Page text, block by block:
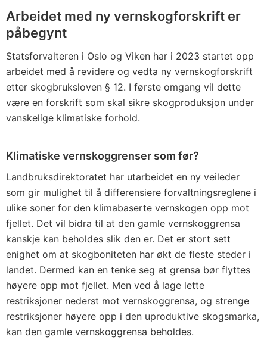
Arbeidet med ny vernskogforskrift er
påbegynt
Statsforvalteren i Oslo og Viken har i 2023 startet opp
arbeidet med å revidere og vedta ny vernskogforskrift
etter skogbruksloven § 12. I første omgang vil dette
være en forskrift som skal sikre skogproduksjon under
vanskelige klimatiske forhold.
Klimatiske vernskoggrenser som før?
Landbruksdirektoratet har utarbeidet en ny veileder
som gir mulighet til å differensiere forvaltningsreglene i
ulike soner for den klimabaserte vernskogen opp mot
fjellet. Det vil bidra til at den gamle vernskoggrensa
kanskje kan beholdes slik den er. Det er stort sett
enighet om at skogboniteten har økt de fleste steder i
landet. Dermed kan en tenke seg at grensa bør flyttes
høyere opp mot fjellet. Men ved å lage lette
restriksjoner nederst mot vernskoggrensa, og strenge
restriksjoner høyere opp i den uproduktive skogsmarka,
kan den gamle vernskoggrensa beholdes.